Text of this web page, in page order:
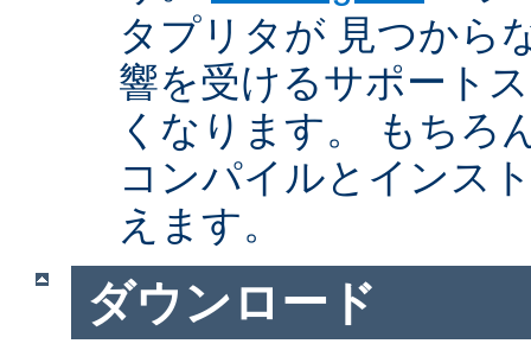
タプリタが 見つから
響を受けるサポート
くなります。 もちろ
コンパイルとインス
えます。
ダウンロード